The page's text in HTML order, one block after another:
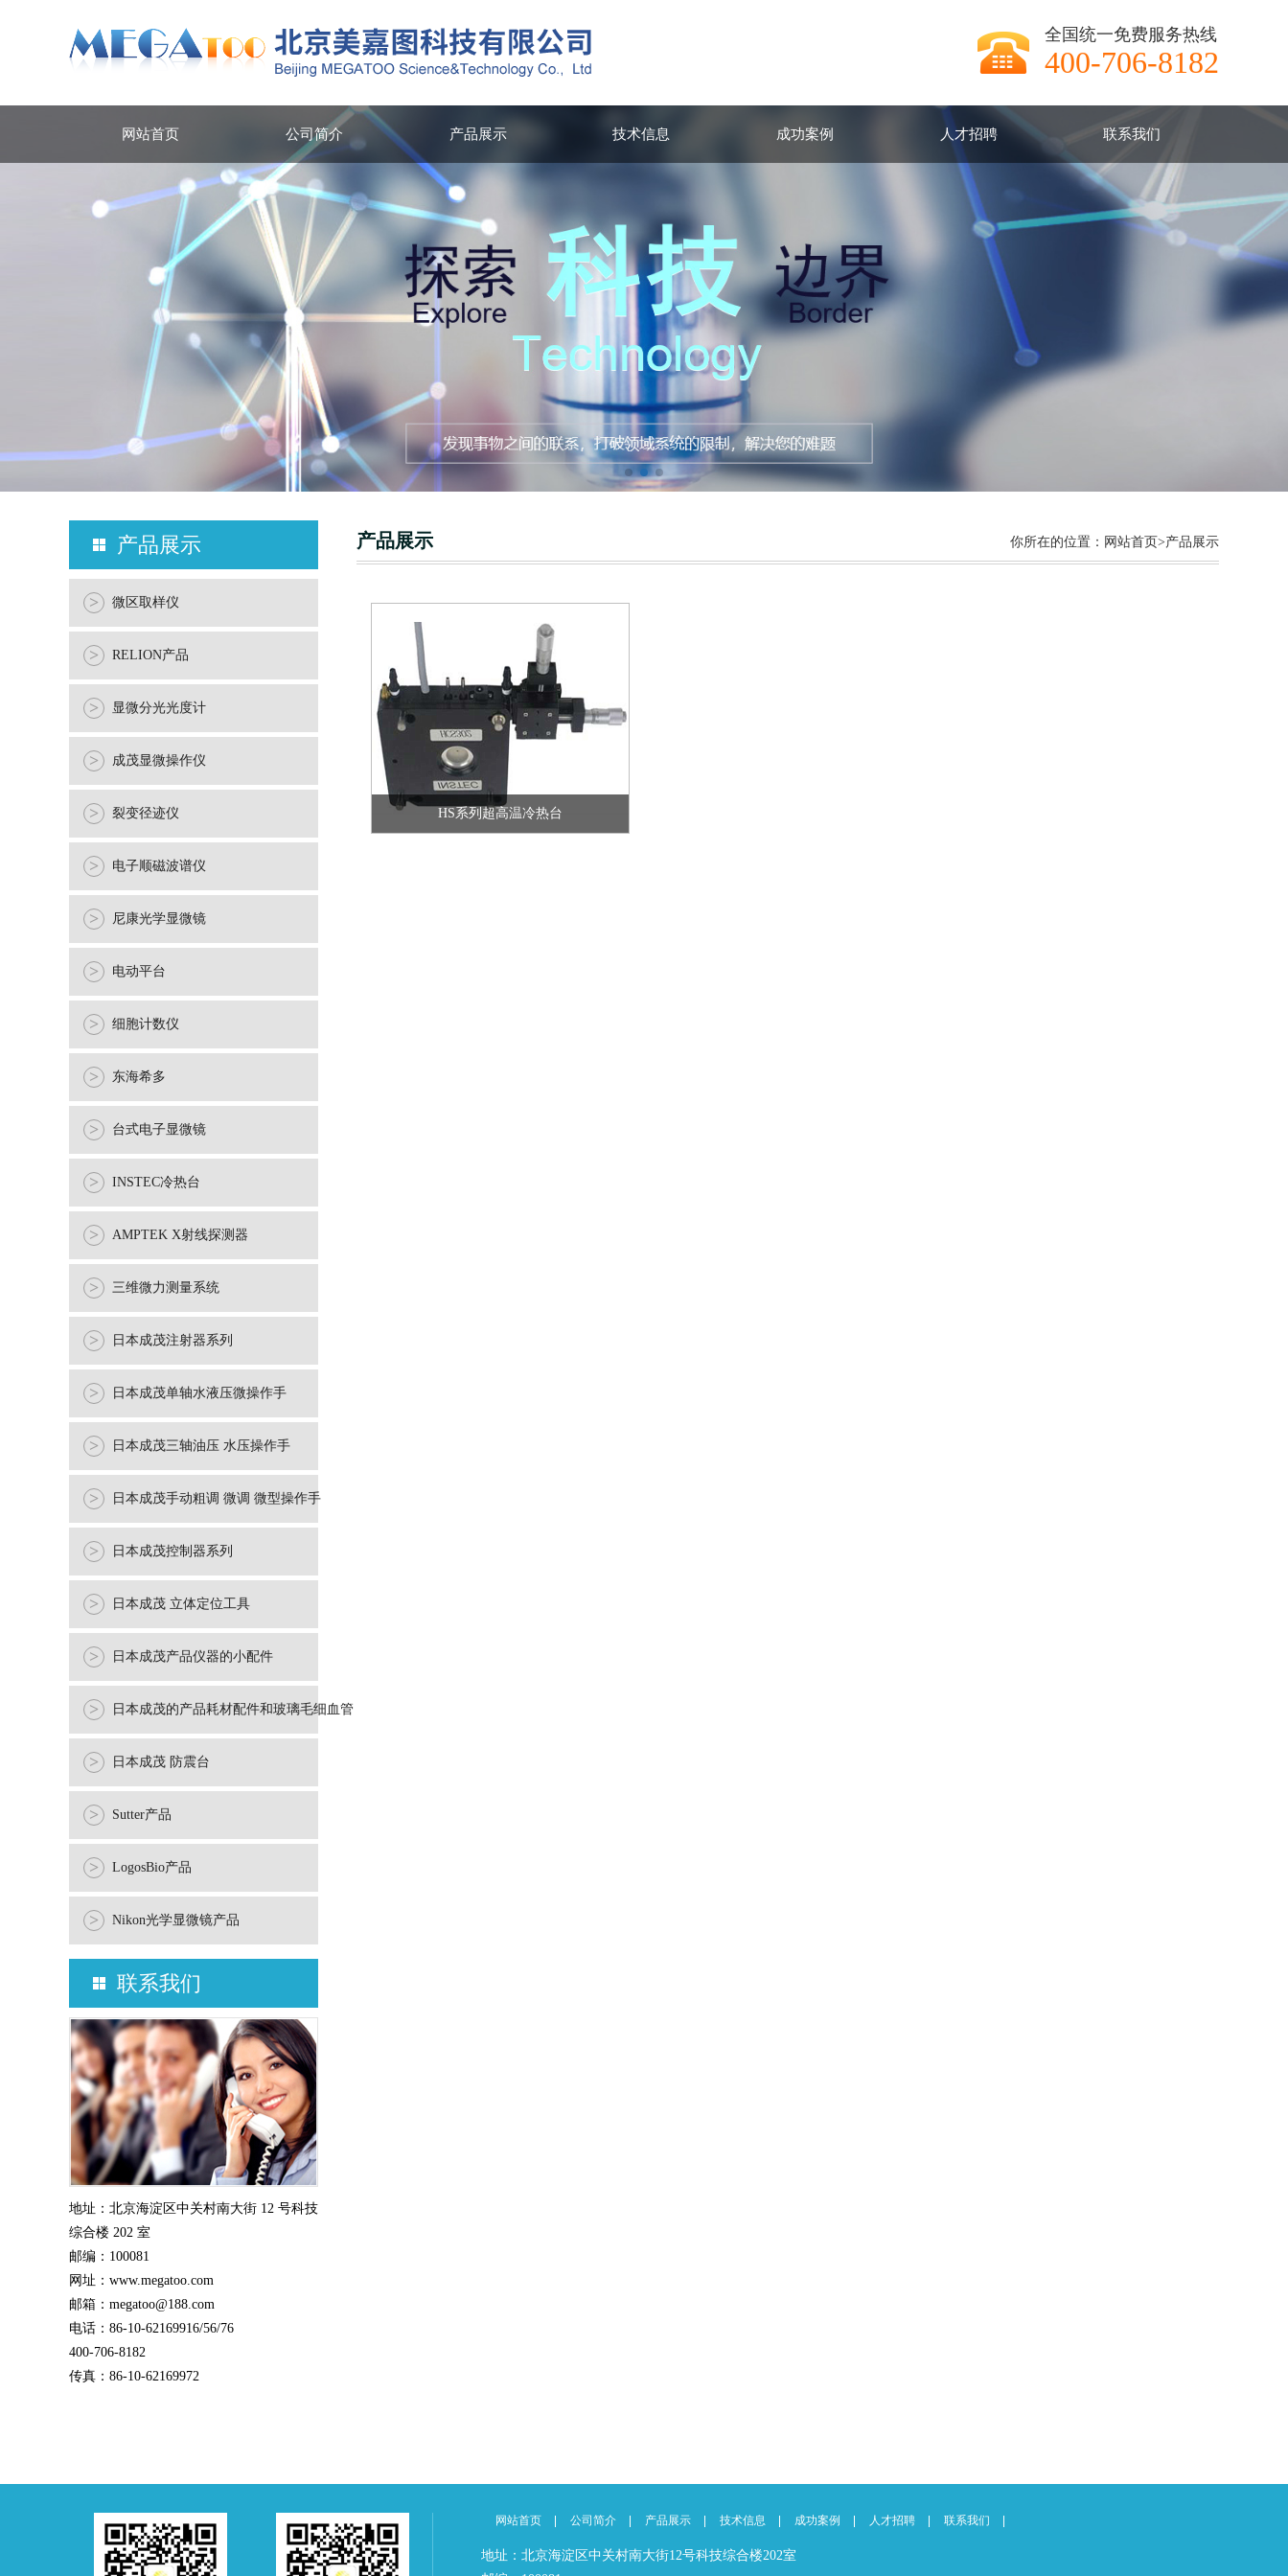
全国统一免费服务热线
400-706-8182
网站首页 公司简介 产品展示 技术信息 成功案例 人才招聘 联系我们
产品展示
> 微区取样仪
> RELION产品
> 显微分光光度计
> 成茂显微操作仪
> 裂变径迹仪
> 电子顺磁波谱仪
> 尼康光学显微镜
> 电动平台
> 细胞计数仪
> 东海希多
> 台式电子显微镜
> INSTEC冷热台
> AMPTEK X射线探测器
> 三维微力测量系统
> 日本成茂注射器系列
> 日本成茂单轴水液压微操作手
> 日本成茂三轴油压 水压操作手
> 日本成茂手动粗调 微调 微型操作手
> 日本成茂控制器系列
> 日本成茂 立体定位工具
> 日本成茂产品仪器的小配件
> 日本成茂的产品耗材配件和玻璃毛细血管
> 日本成茂 防震台
> Sutter产品
> LogosBio产品
> Nikon光学显微镜产品
联系我们
地址：北京海淀区中关村南大街 12 号科技
综合楼 202 室
邮编：100081
网址：www.megatoo.com
邮箱：megatoo@188.com
电话：86-10-62169916/56/76
400-706-8182
传真：86-10-62169972
产品展示 你所在的位置： 网站首页>产品展示
HS系列超高温冷热台
HS系列超高温冷热台
网站首页 公司简介 产品展示 技术信息 成功案例 人才招聘 联系我们
地址：北京海淀区中关村南大街12号科技综合楼202室